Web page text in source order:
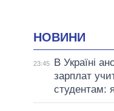
НОВИНИ
23:45
В Україні
зарплат
студентам: